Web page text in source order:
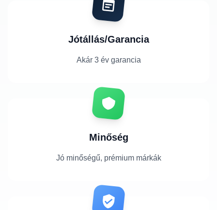
Jótállás/Garancia
Akár 3 év garancia
Minőség
Jó minőségű, prémium márkák